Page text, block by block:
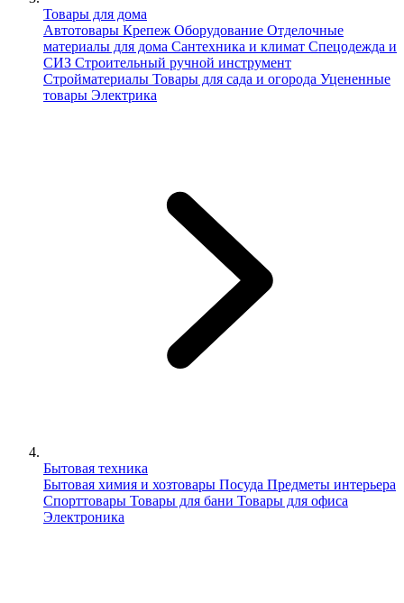
Товары для дома
Автотовары Крепеж Оборудование Отделочные
материалы для дома Сантехника и климат Спецодежда и
СИЗ Строительный ручной инструмент
Стройматериалы Товары для сада и огорода Уцененные
товары Электрика
Бытовая техника
Бытовая химия и хозтовары Посуда Предметы интерьера
Спорттовары Товары для бани Товары для офиса
Электроника